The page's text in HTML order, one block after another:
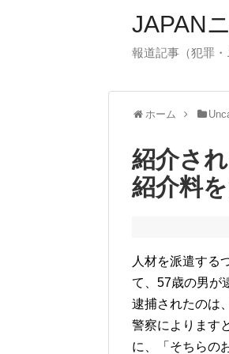
JAPAN
報道記事（犯罪・
ホーム
紹介さ
紹介料
人材を派遣する
て、57歳の男が
逮捕されたのは
警察によります
に、「そちらの